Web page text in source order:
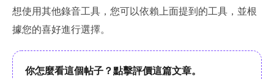
想使用其他錄音工具，您可以依賴上面提到的工具，並根
據您的喜好進行選擇。
你怎麼看這個帖子？點擊評價這篇文章。